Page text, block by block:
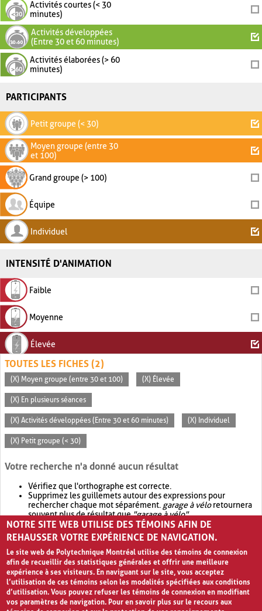
Activités courtes (< 30
minutes)
Activités développées
(Entre 30 et 60 minutes)
Activités élaborées (> 60
minutes)
PARTICIPANTS
Petit groupe (< 30)
Moyen groupe (entre 30
et 100)
Grand groupe (> 100)
Équipe
Individuel
INTENSITÉ D'ANIMATION
Faible
Moyenne
Élevée
TOUTES LES FICHES (2)
(X) Moyen groupe (entre 30 et 100) (X) Élevée
(X) En plusieurs séances
(X) Activités développées (Entre 30 et 60 minutes) (X) Individuel
(X) Petit groupe (< 30)
Votre recherche n'a donné aucun résultat
Vérifiez que l'orthographe est correcte.
Supprimez les guillemets autour des expressions pour
rechercher chaque mot séparément. garage à véloretournera
souvent plus de résultat que"garage à vélo".
Envisagez d'élargir votre recherche avec OR.garage OR vélo
retournera souvent plus de résultat quegarage à vélo
NOTRE SITE WEB UTILISE DES TÉMOINS AFIN DE
REHAUSSER VOTRE EXPÉRIENCE DE NAVIGATION.
Le site web de Polytechnique Montréal utilise des témoins de connexion
afin de recueillir des statistiques générales et offrir une meilleure
expérience à ses visiteurs. En naviguant sur le site, vous acceptez
l’utilisation de ces témoins selon les modalités spécifiées aux conditions
d’utilisation. Vous pouvez refuser les témoins de connexion en modifiant
vos paramètres de navigation. Pour en savoir plus sur le recours aux